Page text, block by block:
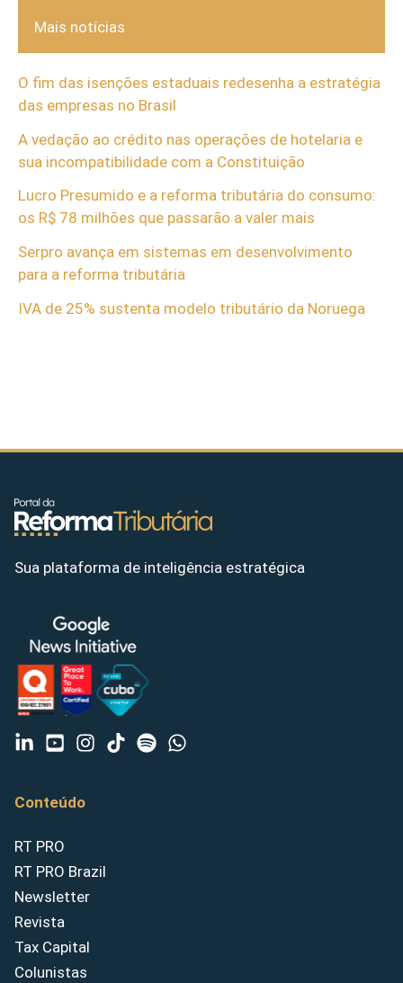
Mais notícias
O fim das isenções estaduais redesenha a estratégia
das empresas no Brasil
A vedação ao crédito nas operações de hotelaria e
sua incompatibilidade com a Constituição
Lucro Presumido e a reforma tributária do consumo:
os R$ 78 milhões que passarão a valer mais
Serpro avança em sistemas em desenvolvimento
para a reforma tributária
IVA de 25% sustenta modelo tributário da Noruega
Sua plataforma de inteligência estratégica
Conteúdo
RT PRO
RT PRO Brazil
Newsletter
Revista
Tax Capital
Colunistas